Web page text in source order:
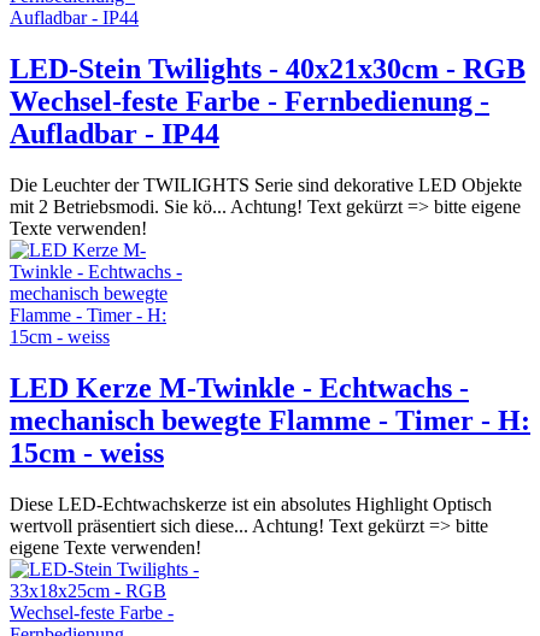
LED-Stein Twilights - 40x21x30cm - RGB
Wechsel-feste Farbe - Fernbedienung -
Aufladbar - IP44
Die Leuchter der TWILIGHTS Serie sind dekorative LED Objekte
mit 2 Betriebsmodi. Sie kö... Achtung! Text gekürzt => bitte eigene
Texte verwenden!
LED Kerze M-Twinkle - Echtwachs -
mechanisch bewegte Flamme - Timer - H:
15cm - weiss
Diese LED-Echtwachskerze ist ein absolutes Highlight Optisch
wertvoll präsentiert sich diese... Achtung! Text gekürzt => bitte
eigene Texte verwenden!